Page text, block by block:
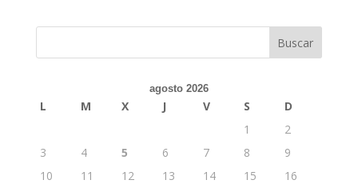
agosto 2026
L M X J V S
D
1
2
3
4 5 6 7 8
9
10
11 12 13 14 15
16